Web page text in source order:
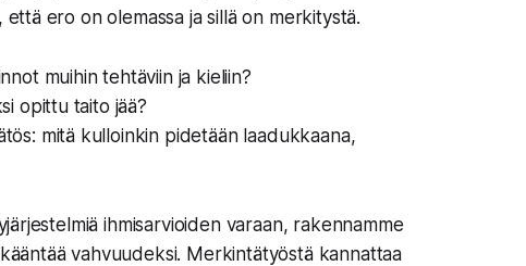
että ero on olemassa ja sillä on merkitystä.
muihin tehtäviin ja kieliin?
opittu taito jää?
mitä kulloinkin pidetään laadukkaana,
ihmisarvioiden varaan, rakennamme
vahvuudeksi. Merkintätyöstä kannattaa